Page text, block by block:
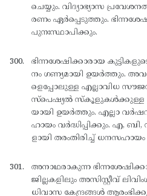
ചെയ്യും. വിദ്യാഭ്യാസ
രണം ഏര്‍പ്പെടുത്തും.
പുനഃസ്ഥാപിക്കും.
ഭിന്നശേഷിക്കാരായ
നം ഗണ്യമായി ഉയര്‍ത്തും.
ളെപ്പോലുള്ള എല്ലാവിധ
സ്പെഷ്യല്‍ സ്കൂളുകള്‍ക്കുള്ള
യായി ഉയര്‍ത്തും. എല്ലാ
ഹായം വര്‍ദ്ധിപ്പിക്കും. എ,
ളായി തരംതിരിച്ച്
അനാഥരാകുന്ന
ജില്ലകളിലും അസിസ്റ്റീവ്
ധിവാസ കേന്ദ്രങ്ങള്‍